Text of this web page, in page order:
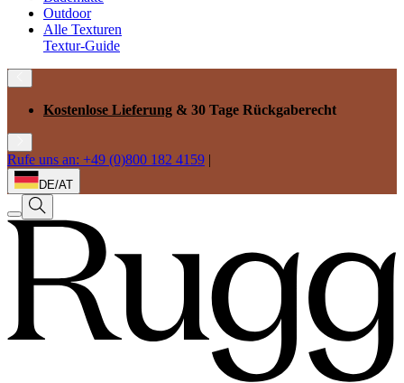
Outdoor
Alle Texturen
Textur-Guide
Kostenlose Lieferung & 30 Tage Rückgaberecht
Rufe uns an: +49 (0)800 182 4159 |
DE/AT